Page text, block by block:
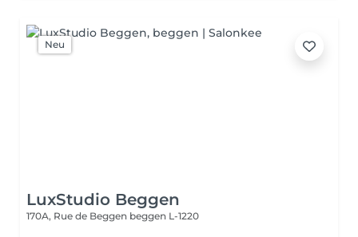
Neu
LuxStudio Beggen
170A, Rue de Beggen beggen L-1220